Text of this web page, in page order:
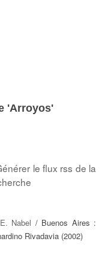
'Arroyos'
le flux rss de la
Nabel / Buenos Aires :
Rivadavia (2002)